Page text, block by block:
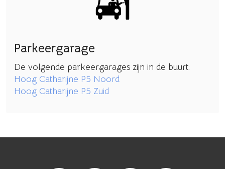
Parkeergarage
De volgende parkeergarages zijn in de buurt:
Hoog Catharijne P5 Noord
Hoog Catharijne P5 Zuid